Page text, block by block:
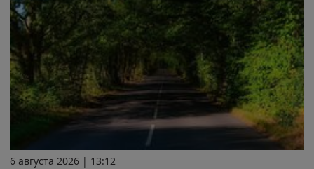
6 августа 2026 | 13:12